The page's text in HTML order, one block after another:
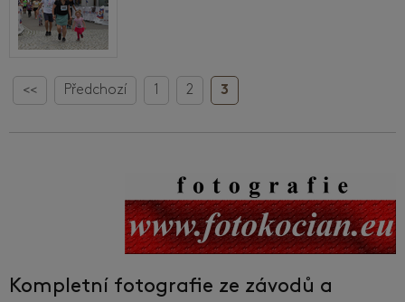
<< Předchozí 1 2 3
Kompletní fotografie ze závodů a